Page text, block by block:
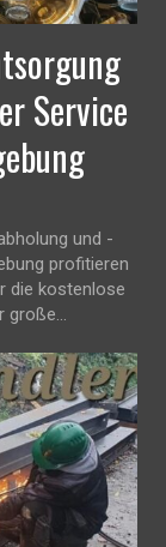
Service
und -
die kostenlose